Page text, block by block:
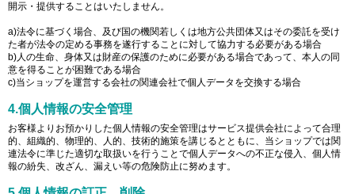
開示・提供することはいたしません。
a)法令に基づく場合、及び国の機関若しくは地方公共団体又はその委託を受け
た者が法令の定める事務を遂行することに対して協力する必要がある場合
b)人の生命、身体又は財産の保護のために必要がある場合であって、本人の同
意を得ることが困難である場合
c)当ショップを運営する会社の関連会社で個人データを交換する場合
4.個人情報の安全管理
お客様よりお預かりした個人情報の安全管理はサービス提供会社によって合理
的、組織的、物理的、人的、技術的施策を講じるとともに、当ショップでは関
連法令に準じた適切な取扱いを行うことで個人データへの不正な侵入、個人情
報の紛失、改ざん、漏えい等の危険防止に努めます。